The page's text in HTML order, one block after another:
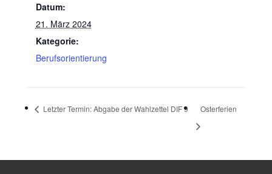
Datum:
21. März 2024
Kategorie:
Berufsorientierung
Letzter Termin: Abgabe der Wahlzettel DIF 9 Osterferien